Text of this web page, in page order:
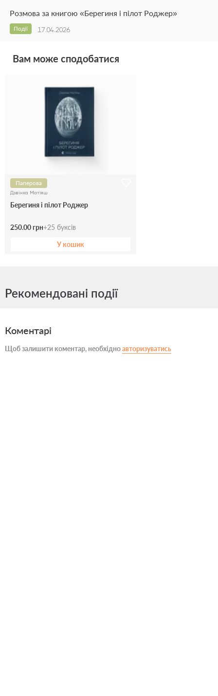
Розмова за книгою «Берегиня і пілот Роджер»
17.04.2026
Події
Вам може сподобатися
Паперова
Дзвінка Матіяш
Берегиня і пілот Роджер
250.00 грн+25 буксів
У кошик
Рекомендовані події
Коментарі
Щоб залишити коментар, необхідноавторизуватись